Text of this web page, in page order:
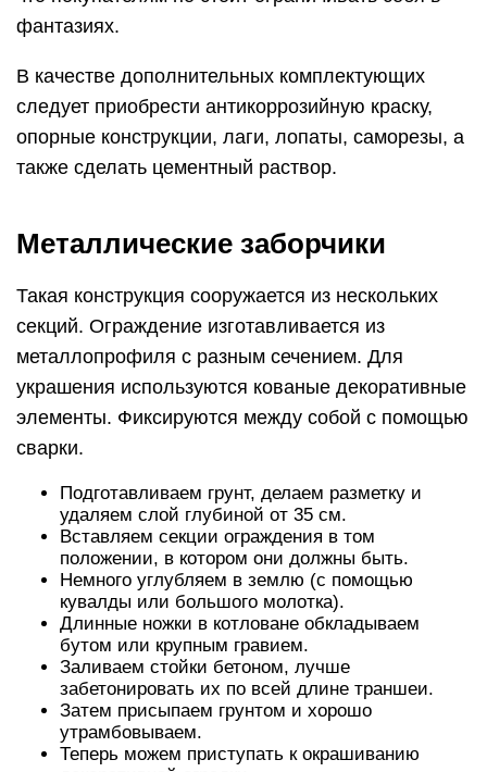
фантазиях.
В качестве дополнительных комплектующих
следует приобрести антикоррозийную краску,
опорные конструкции, лаги, лопаты, саморезы, а
также сделать цементный раствор.
Металлические заборчики
Такая конструкция сооружается из нескольких
секций. Ограждение изготавливается из
металлопрофиля с разным сечением. Для
украшения используются кованые декоративные
элементы. Фиксируются между собой с помощью
сварки.
Подготавливаем грунт, делаем разметку и
удаляем слой глубиной от 35 см.
Вставляем секции ограждения в том
положении, в котором они должны быть.
Немного углубляем в землю (с помощью
кувалды или большого молотка).
Длинные ножки в котловане обкладываем
бутом или крупным гравием.
Заливаем стойки бетоном, лучше
забетонировать их по всей длине траншеи.
Затем присыпаем грунтом и хорошо
утрамбовываем.
Теперь можем приступать к окрашиванию